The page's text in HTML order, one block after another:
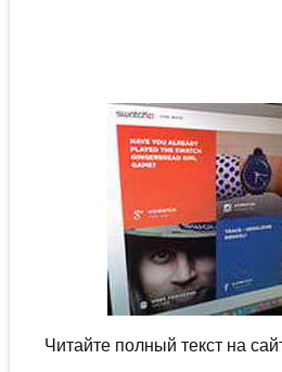
Читайте полный текст на